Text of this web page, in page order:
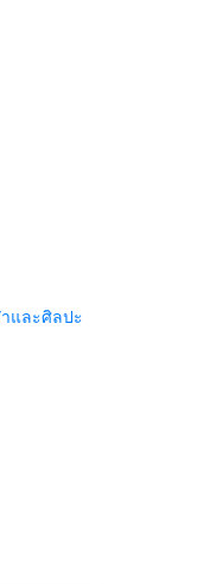
และศิลปะ